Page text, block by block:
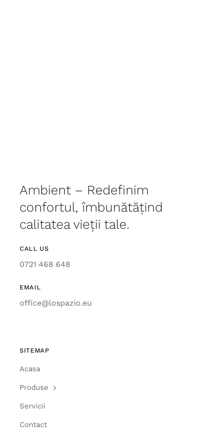
Ambient – Redefinim
confortul, îmbunătățind
calitatea vieții tale.
CALL US
0721 468 648
EMAIL
office@lospazio.eu
SITEMAP
Acasa
Produse
Servicii
Contact